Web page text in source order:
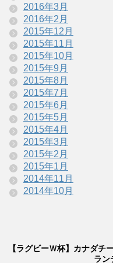
2016年3月
2016年2月
2015年12月
2015年11月
2015年10月
2015年9月
2015年8月
2015年7月
2015年6月
2015年5月
2015年4月
2015年3月
2015年2月
2015年1月
2014年11月
2014年10月
【ラグビーＷ杯】カナダチ
ラン